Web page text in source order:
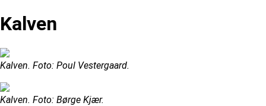
Kalven
Kalven. Foto: Poul Vestergaard.
Kalven. Foto: Børge Kjær.